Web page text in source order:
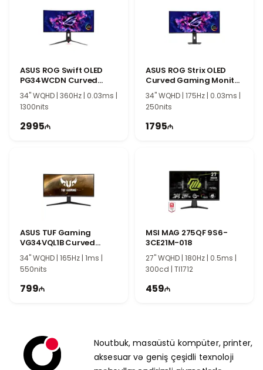
həm əyləncə, həm də gündəlik istifadə üçün ideal
seçimə çevirir.
ASUS ROG Swift OLED
PG34WCDN Curved
Gaming Monitor
90LM0CU0-B01971
34" WQHD | 360Hz | 0.03ms |
1300nits
2995
ASUS ROG Strix OLED
Curved Gaming Monitor
XG34WCDG 90LM0B70-
B01171
34" WQHD | 175Hz | 0.03ms |
250nits
1795
ASUS TUF Gaming
VG34VQL1B Curved
Gaming Monitor
90LM06F0-B01170
34" WQHD | 165Hz | 1ms |
550nits
799
MSI MAG 275QF 9S6-
3CE21M-018
27" WQHD | 180Hz | 0.5ms |
300cd | TI1712
459
Noutbuk, masaüstü kompüter, printer,
aksesuar və geniş çeşidli texnoloji